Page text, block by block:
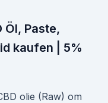
Öl, Paste,
kaufen | 5%
olie (Raw) om